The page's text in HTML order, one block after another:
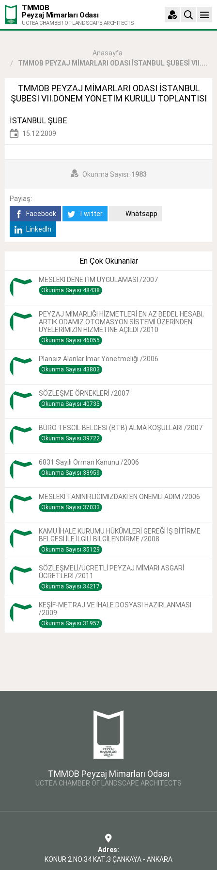
TMMOB
Peyzaj Mimarları Odası
UCTEA CHAMBER OF LANDSCAPE ARCHITECTS
Anasayfa
TMMOB PEYZAJ MİMARLARI ODASI İSTANBUL ŞUBESİ VII....
TMMOB PEYZAJ MİMARLARI ODASI İSTANBUL
ŞUBESİ VII.DÖNEM YÖNETİM KURULU TOPLANTISI
İSTANBUL ŞUBE
15.12.2009
Okunma Sayısı: 1983
Paylaş:
Facebook
Twitter
Whatsapp
LinkedIn
En Çok Okunanlar
MESLEKİ DENETİM UYGULAMASI /2007
Okunma Sayısı:48438
PEYZAJ MİMARLIĞI HİZMETLERİ EN AZ BEDEL HESABI,
ARTIK ODAMIZ OTOMASYON SİSTEMİ ÜZERİNDEN
ÜYELERİMİZİN HİZMETİNE AÇILDI /2010
Okunma Sayısı:46055
Plansız Alanlar Imar Yönetmeliği /2006
Okunma Sayısı:43803
SÖZLEŞME ÖRNEKLERİ /2007
Okunma Sayısı:40735
BÜRO TESCİL BELGESİ (BTB) ALMA KOŞULLARI /2007
Okunma Sayısı:39722
6831 Sayılı Orman Kanunu /2006
Okunma Sayısı:38959
MESLEKİ TANINIRLIĞIMIZDAKİ EN ÖNEMLİ ADIM /2006
Okunma Sayısı:37033
KAMU İHALE KURUMU HÜKÜMLERİ GEREĞİ İŞ BİTİRME
BELGESİ İLE İLGİLİ BİLGİLENDİRME /2008
Okunma Sayısı:35129
SÖZLEŞMELİ/ÜCRETLİ PEYZAJ MİMARI ASGARİ
ÜCRETLERİ /2011
Okunma Sayısı:34217
KEŞİF-METRAJ VE İHALE DOSYASI HAZIRLANMASI
/2009
Okunma Sayısı:31957
TMMOB Peyzaj Mimarları Odası
UCTEA CHAMBER OF LANDSCAPE ARCHITECTS
Adres:
KONUR 2 NO:34 KAT:3 ÇANKAYA - ANKARA